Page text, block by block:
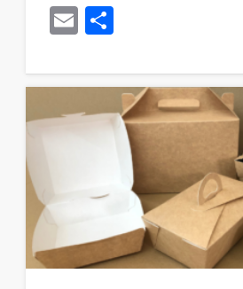
Email